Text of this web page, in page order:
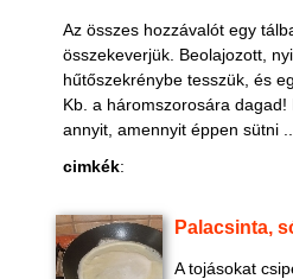
Az összes hozzávalót egy
összekeverjük. Beolajozott,
hűtőszekrénybe tesszük, és
Kb. a háromszorosára
annyit, amennyit éppen sütni ...
cimkék:
Palacsinta,
A tojásokat